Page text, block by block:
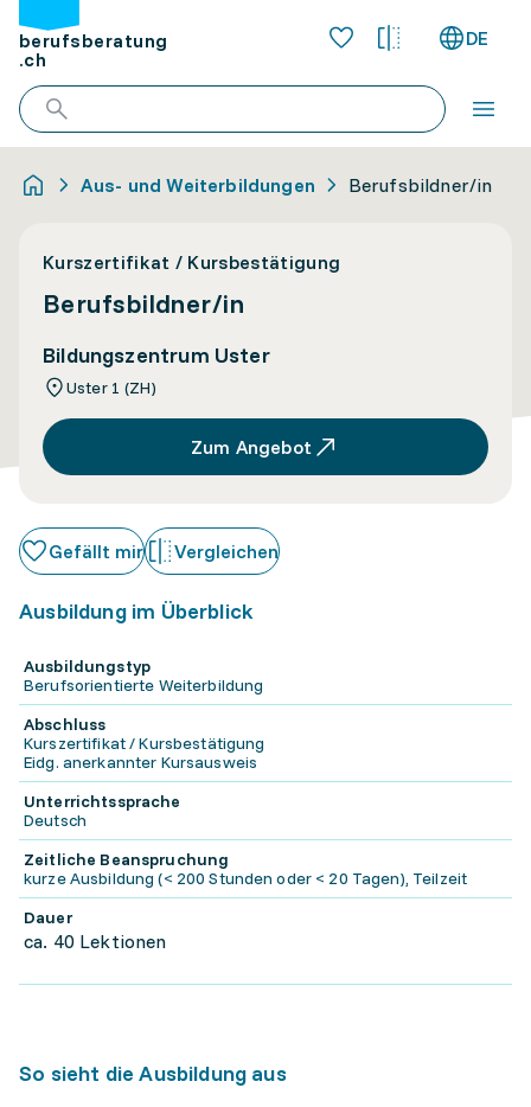
berufsberatung
.ch
DE
Aus- und Weiterbildungen Berufsbildner/in
Kurszertifikat / Kursbestätigung
Berufsbildner/in
Bildungszentrum Uster
Uster 1 (ZH)
Zum Angebot
Gefällt mir Vergleichen
Ausbildung im Überblick
Ausbildungstyp
Berufsorientierte Weiterbildung
Abschluss
Kurszertifikat / Kursbestätigung
Eidg. anerkannter Kursausweis
Unterrichtssprache
Deutsch
Zeitliche Beanspruchung
kurze Ausbildung (< 200 Stunden oder < 20 Tagen), Teilzeit
Dauer
ca. 40 Lektionen
So sieht die Ausbildung aus